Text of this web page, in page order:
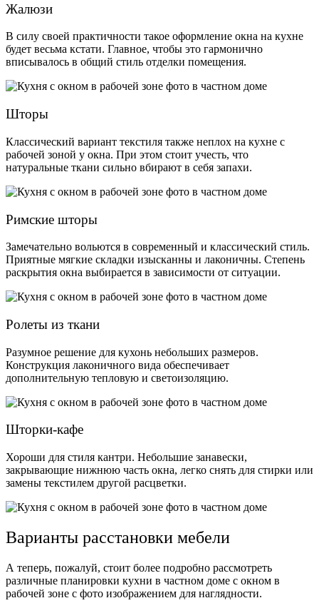
Жалюзи
В силу своей практичности такое оформление окна на кухне
будет весьма кстати. Главное, чтобы это гармонично
вписывалось в общий стиль отделки помещения.
Шторы
Классический вариант текстиля также неплох на кухне с
рабочей зоной у окна. При этом стоит учесть, что
натуральные ткани сильно вбирают в себя запахи.
Римские шторы
Замечательно вольются в современный и классический стиль.
Приятные мягкие складки изысканны и лаконичны. Степень
раскрытия окна выбирается в зависимости от ситуации.
Ролеты из ткани
Разумное решение для кухонь небольших размеров.
Конструкция лаконичного вида обеспечивает
дополнительную тепловую и светоизоляцию.
Шторки-кафе
Хороши для стиля кантри. Небольшие занавески,
закрывающие нижнюю часть окна, легко снять для стирки или
замены текстилем другой расцветки.
Варианты расстановки мебели
А теперь, пожалуй, стоит более подробно рассмотреть
различные планировки кухни в частном доме с окном в
рабочей зоне с фото изображением для наглядности.